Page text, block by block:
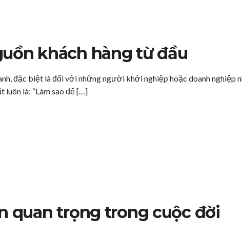
khách hàng từ đầu
đặc biệt là đối với những người khởi nghiệp hoặc doanh nghiệp
luôn là: “Làm sao để […]
quan trọng trong cuộc đời